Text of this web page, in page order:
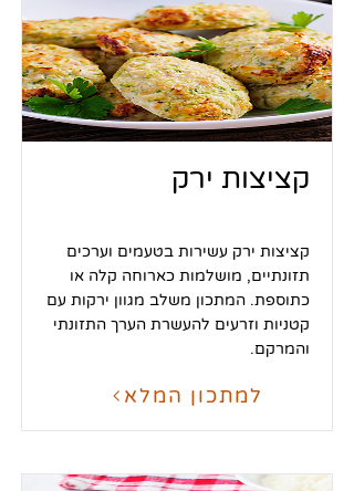
קציצות ירק
קציצות ירק עשירות בטעמים וערכים
תזונתיים, מושלמות כארוחה קלה או
כתוספת. המתכון משלב מגוון ירקות עם
קטניות וזרעים להעשרת הערך התזונתי
והמרקם.
למתכון המלא